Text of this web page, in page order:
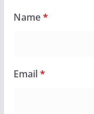
Name*
Email*